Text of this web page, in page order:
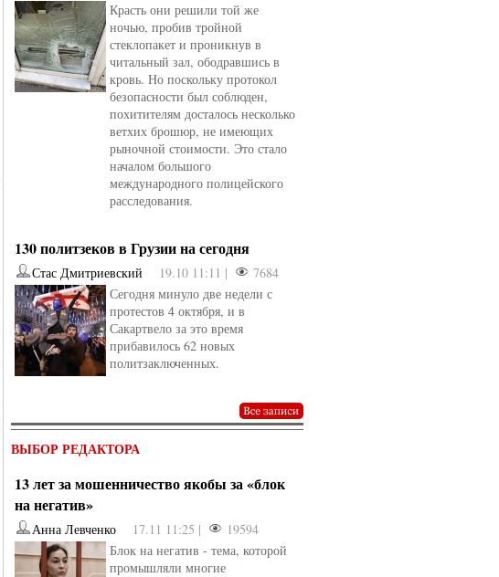
от Ирина Иновели от kotyaravesel
Красть они решили той же
ночью, пробив тройной
стеклопакет и проникнув в
читальный зал, ободравшись в
кровь. Но поскольку протокол
безопасности был соблюден,
похитителям досталось несколько
ветхих брошюр, не имеющих
рыночной стоимости. Это стало
началом большого
международного полицейского
расследования.
130 политзеков в Грузии на сегодня
Стас Дмитриевский 19.10 11:11 |
7684
Сегодня минуло две недели с
протестов 4 октября, и в
Сакартвело за это время
прибавилось 62 новых
политзаключенных.
ВЫБОР РЕДАКТОРА
13 лет за мошенничество якобы за «блок
на негатив»
Анна Левченко 17.11 11:25 |
19594
Блок на негатив - тема, которой
промышляли многие